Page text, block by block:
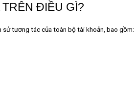
ĐIỀU GÌ?
sử tương tác của toàn bộ tài khoản , bao gồm: